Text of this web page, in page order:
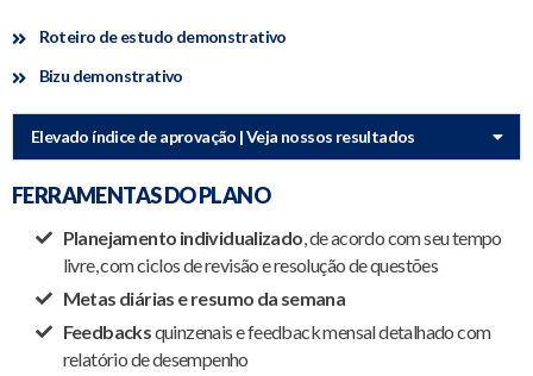
Roteiro de estudo demonstrativo
Bizu demonstrativo
Elevado índice de aprovação | Veja nossos resultados
FERRAMENTAS DO PLANO
Planejamento individualizado , de acordo com seu tempo
livre, com ciclos de revisão e resolução de questões
Metas diárias e resumo da semana
Feedbacksquinzenais e feedback mensal detalhado com
relatório de desempenho